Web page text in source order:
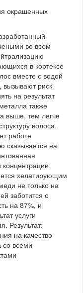
окрашенных
во всем
в кортексе
вместе с водой
вызывают риск
на результат
также
выше, тем легче
волоса.
работе
сказывается на
хелатирующим
не только на
заботится о
на 87%, и
услуги
Результат:
на качество
со всеми